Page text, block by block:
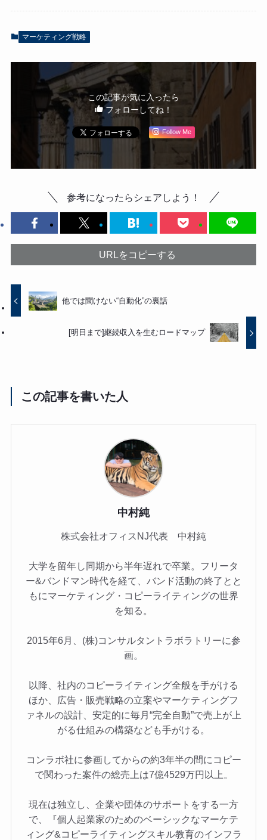
マーケティング戦略
この記事が気に入ったら
フォローしてね！
Follow Me
参考になったらシェアしよう！
URLをコピーする
他では聞けない“自動化”の裏話
[明日まで]継続収入を生むロードマップ
この記事を書いた人
中村純
株式会社オフィスNJ代表 中村純
大学を留年し同期から半年遅れで卒業。フリータ
ー&バンドマン時代を経て、バンド活動の終了とと
もにマーケティング・コピーライティングの世界
を知る。
2015年6月、(株)コンサルタントラボラトリーに参
画。
以降、社内のコピーライティング全般を手がける
ほか、広告・販売戦略の立案やマーケティングフ
ァネルの設計、安定的に毎月“完全自動”で売上が上
がる仕組みの構築なども手がける。
コンラボ社に参画してからの約3年半の間にコピー
で関わった案件の総売上は7億4529万円以上。
現在は独立し、企業や団体のサポートをする一方
で、『個人起業家のためのベーシックなマーケテ
ィング&コピーライティングスキル教育のインフラ